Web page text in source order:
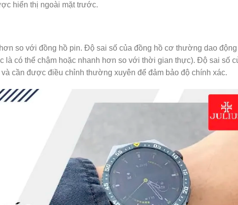
hiển thị ngoài mặt trước.
so với đồng hồ pin. Độ sai số của đồng hồ cơ thường dao động
là có thể chậm hoặc nhanh hơn so với thời gian thực). Độ sai số
cần được điều chỉnh thường xuyên để đảm bảo độ chính xác.